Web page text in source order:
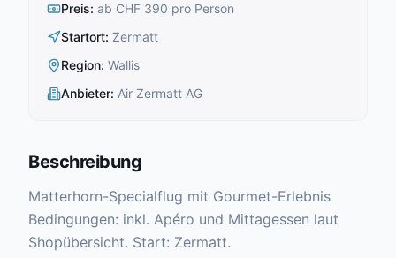
Preis: ab CHF 390 pro Person
Startort: Zermatt
Region: Wallis
Anbieter: Air Zermatt AG
Beschreibung
Matterhorn-Specialflug mit Gourmet-Erlebnis
Bedingungen: inkl. Apéro und Mittagessen laut
Shopübersicht. Start: Zermatt.